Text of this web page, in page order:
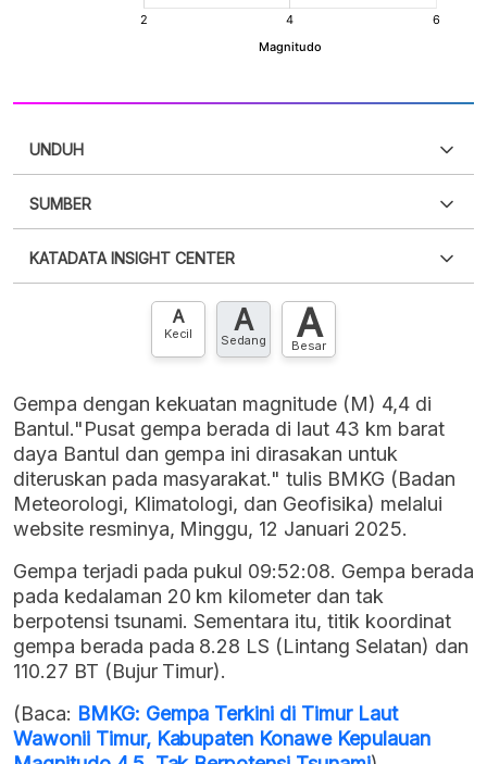
UNDUH
XLS
SUMBER
punya akun?Silakan Daftar sekarang
KATADATA INSIGHT CENTER
Hubungi sekarang »
A
Kecil A
Sedang A
Besar
Gempa dengan kekuatan magnitude (M) 4,4 di
Bantul."Pusat gempa berada di laut 43 km barat
daya Bantul dan gempa ini dirasakan untuk
diteruskan pada masyarakat." tulis BMKG (Badan
Meteorologi, Klimatologi, dan Geofisika) melalui
website resminya, Minggu, 12 Januari 2025.
Gempa terjadi pada pukul 09:52:08. Gempa berada
pada kedalaman 20 km kilometer dan tak
berpotensi tsunami. Sementara itu, titik koordinat
gempa berada pada 8.28 LS (Lintang Selatan) dan
110.27 BT (Bujur Timur).
(Baca: BMKG: Gempa Terkini di Timur Laut
Wawonii Timur, Kabupaten Konawe Kepulauan